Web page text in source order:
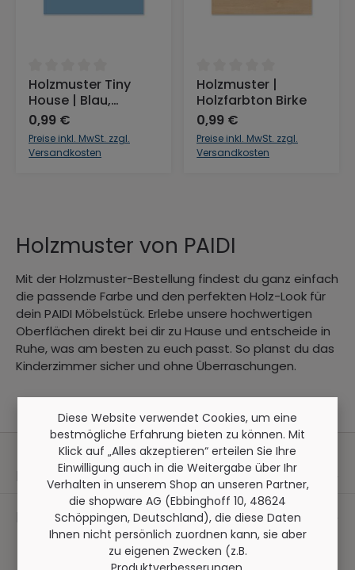
Durchschnittliche Bewertung von 0 von 5 Sternen
Holzmuster Tiny
House | Blau,
Farbton Hellblau
0,99 €
Preise inkl. MwSt. zzgl.
Versandkosten
Durchschnittliche
Holzmuster |
Holzfarbton Birke
0,99 €
Preise inkl. MwSt. zzgl.
Versandkosten
Holzmuster von PAIDI
Mit der Holzmuster-Bestellung findest du ganz einfach
die passende Farbe und den perfekten Holz-Look für
dein PAIDI Möbelstück. Erlebe unsere hochwertigen
Oberflächen direkt bei dir zu Hause und entscheide in
Ruhe, was am besten zu euch passt. So planst du das
Kinderzimmer sicher und ohne Überraschungen.
Kontakt
Folge uns
Diese Website verwendet Cookies, um eine
bestmögliche Erfahrung bieten zu können. Mit
Klick auf „Alles akzeptieren“ erteilen Sie Ihre
Einwilligung auch in die Weitergabe über Ihr
Verhalten in unserem Shop an unseren Partner,
die shopware AG (Ebbinghoff 10, 48624
Schöppingen, Deutschland), die diese Daten
Ihnen nicht persönlich zuordnen kann, sie aber
zu eigenen Zwecken (z.B.